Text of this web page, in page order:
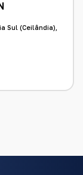
Sul (Ceilândia),